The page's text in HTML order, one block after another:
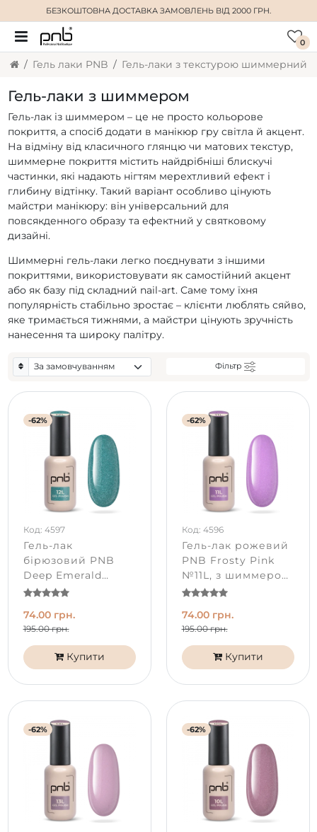
БЕЗКОШТОВНА ДОСТАВКА ЗАМОВЛЕНЬ ВІД 2000 ГРН.
0
Гель лаки PNB Гель-лаки з текстурою шиммерний
Гель-лаки з шиммером
Гель-лак із шиммером – це не просто кольорове
покриття, а спосіб додати в манікюр гру світла й акцент.
На відміну від класичного глянцю чи матових текстур,
шиммерне покриття містить найдрібніші блискучі
частинки, які надають нігтям мерехтливий ефект і
глибину відтінку. Такий варіант особливо цінують
майстри манікюру: він універсальний для
повсякденного образу та ефектний у святковому
дизайні.
Шиммерні гель-лаки легко поєднувати з іншими
покриттями, використовувати як самостійний акцент
або як базу під складний nail-art. Саме тому їхня
популярність стабільно зростає – клієнти люблять сяйво,
яке тримається тижнями, а майстри цінують зручність
нанесення та широку палітру.
Фільтр
-62%
Код: 4597
Гель-лак
бірюзовий PNB
Deep Emerald
№12L, з шиммером
74.00 грн.
195.00 грн.
Купити
-62%
Код: 4596
Гель-лак рожевий
PNB Frosty Pink
№11L, з шиммером
(8 мл)
74.00 грн.
195.00 грн.
Купити
-62% -62%